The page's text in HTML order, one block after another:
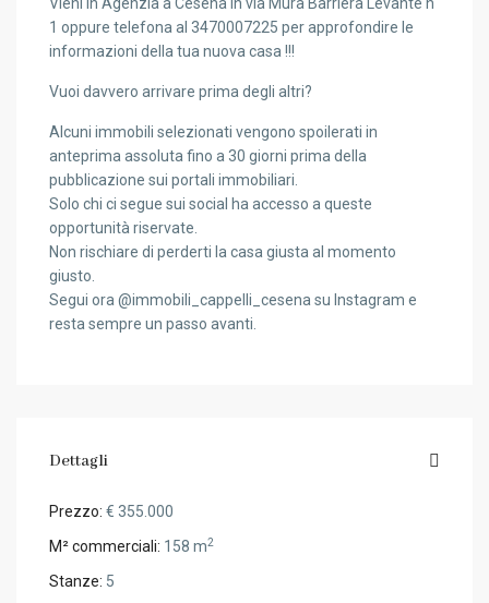
1 oppure telefona al 3470007225 per approfondire le
informazioni della tua nuova casa !!!
Vuoi davvero arrivare prima degli altri?
Alcuni immobili selezionati vengono spoilerati in
anteprima assoluta fino a 30 giorni prima della
pubblicazione sui portali immobiliari.
Solo chi ci segue sui social ha accesso a queste
opportunità riservate.
Non rischiare di perderti la casa giusta al momento
giusto.
Segui ora @immobili_cappelli_cesena su Instagram e
resta sempre un passo avanti.
Dettagli
Prezzo: € 355.000
M² commerciali: 158 m2
Stanze: 5